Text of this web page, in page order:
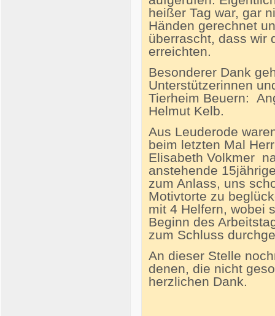
heißer Tag war, gar
Händen gerechnet
überrascht, dass wir
erreichten.
Besonderer Dank
Unterstützerinnen
Tierheim Beuern:
Helmut Kelb.
Aus Leuderode
beim letzten Mal
Elisabeth Volkmer
anstehende
zum Anlass, uns
Motivtorte zu
mit 4 Helfern, wobei
Beginn des
zum Schluss
An dieser Stelle
denen, die nicht
herzlichen Dank.